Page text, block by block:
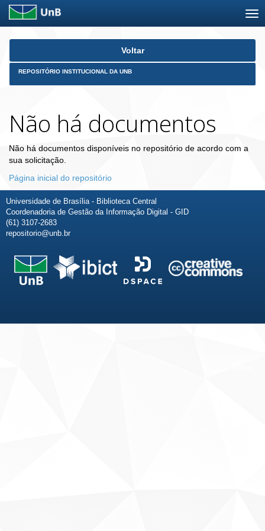
Skip
Voltar
REPOSITÓRIO INSTITUCIONAL DA UNB
Não há documentos
Não há documentos disponíveis no repositório de acordo com a
sua solicitação.
Página inicial do repositório
Universidade de Brasília - Biblioteca Central
Coordenadoria de Gestão da Informação Digital - GID
(61) 3107-2683
repositorio@unb.br